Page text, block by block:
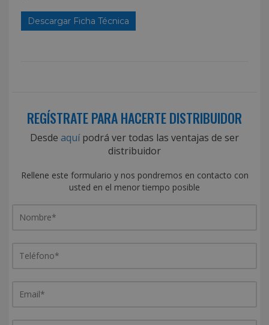
Descargar Ficha Técnica
REGÍSTRATE PARA HACERTE DISTRIBUIDOR
Desde aquípodrá ver todas las ventajas de ser
distribuidor
Rellene este formulario y nos pondremos en contacto con
usted en el menor tiempo posible